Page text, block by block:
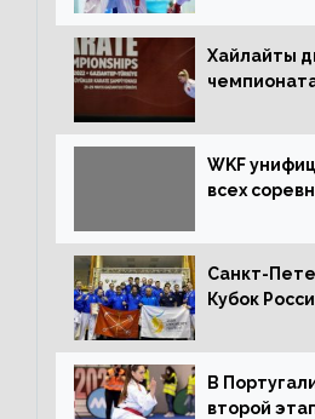
Хайлайты
WKF
всех
Санкт-
Кубок
В
второй